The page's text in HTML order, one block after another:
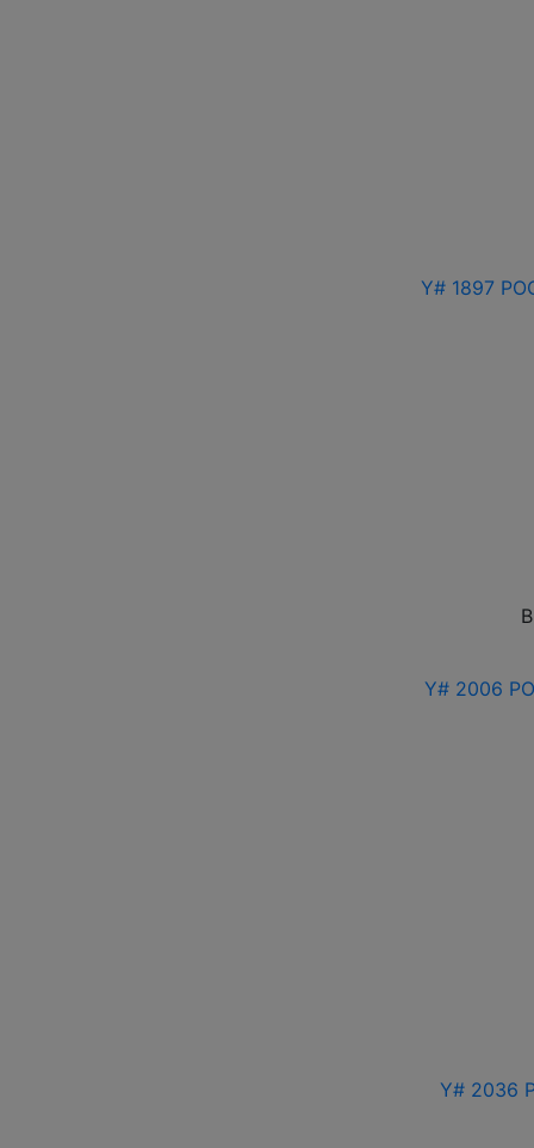
Y# 1897
Y# 2006
Y# 2036